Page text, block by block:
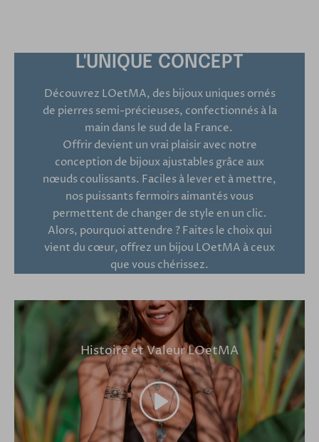
L'UNIQUE CONCEPT
Découvrez LOetMA, des bijoux uniques ornés
de pierres semi-précieuses, confectionnés à la
main dans le sud de la France.
Offrir devient un vrai plaisir avec notre
conception de bijoux ajustables grâce aux
nœuds coulissants. Faciles à lever et à mettre,
nos puissants fermoirs aimantés vous
permettent de changer de style en un clic.
Alors, pourquoi attendre ? Faites le choix qui
vient du cœur, offrez un bijou LOetMA à ceux
que vous chérissez.
Histoire et Valeur LOetMA